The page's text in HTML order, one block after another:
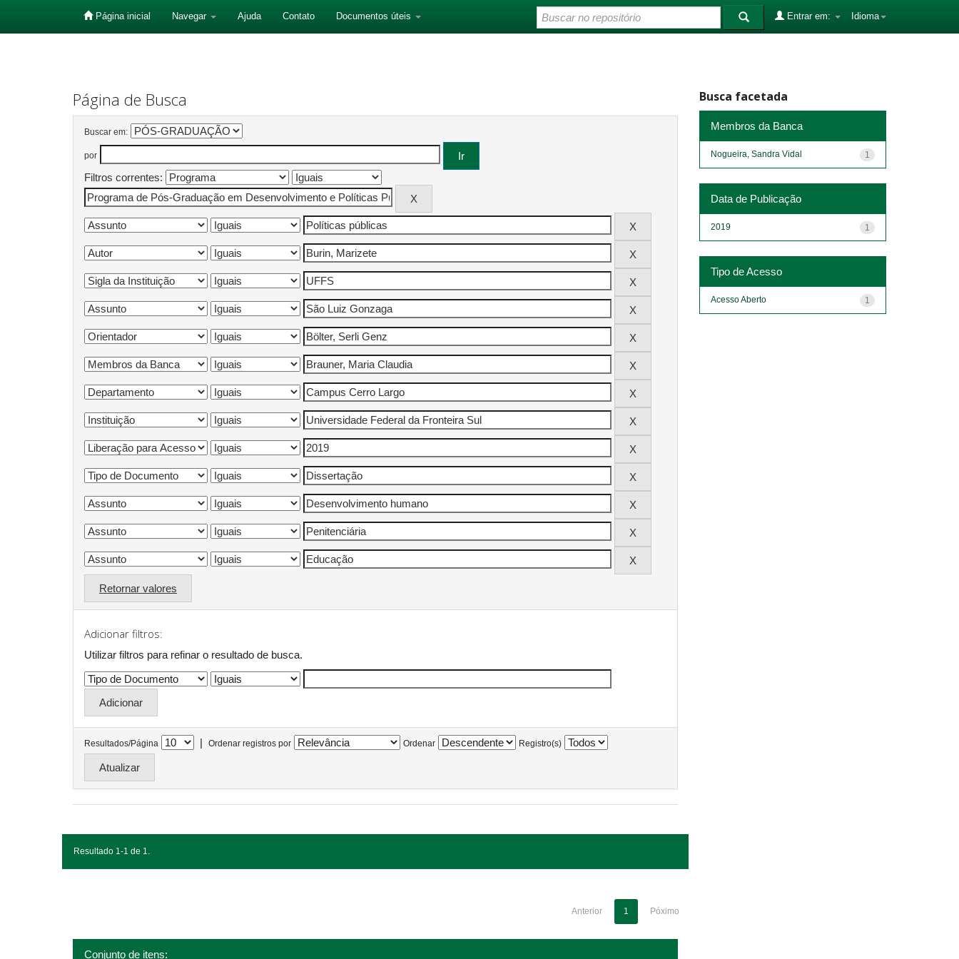
Página inicial Navegar Ajuda Contato Documentos úteis Idioma
Entrar em:
Página de Busca
Buscar em:
por
Filtros correntes:
Retornar valores
Adicionar filtros:
Utilizar filtros para refinar o resultado de busca.
Resultados/Página | Ordenar registros por Ordenar Registro(s)
Resultado 1-1 de 1.
Anterior 1 Póximo
Conjunto de itens:
Busca facetada
Membros da Banca
1
Nogueira, Sandra Vidal
Data de Publicação
1
2019
Tipo de Acesso
1
Acesso Aberto